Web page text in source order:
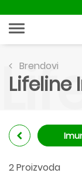
Brendovi
Lifeline
2 Proizvoda